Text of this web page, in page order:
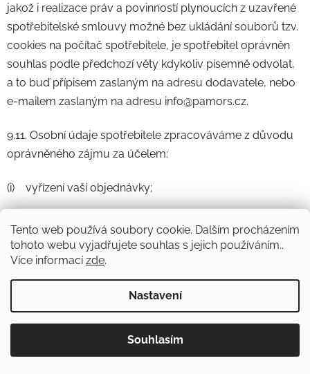
Tento web používá soubory cookie. Dalším procházením
tohoto webu vyjadřujete souhlas s jejich používáním..
Více informacízde.
Nastavení
Souhlasím
Novinka: Akční doprava s PPL od 45 Kč. Při
nákupu nad 1 500 Kč doprava ZDARMA.
jakož i realizace práv a povinností plynoucích z uzavřené
spotřebitelské smlouvy možné bez ukládání souborů tzv.
cookies na počítač spotřebitele, je spotřebitel oprávněn
souhlas podle předchozí věty kdykoliv písemně odvolat,
a to buď přípisem zaslaným na adresu dodavatele, nebo
e-mailem zaslaným na adresu info@pamors.cz.
9.11. Osobní údaje spotřebitele zpracováváme z důvodu
oprávněného zájmu za účelem:
(i) vyřízení vaší objednávky;
(ii) zaslání transakčních e-mailů, které slouží pro sdělení
informací o stavu objednávky od jejího provedení až po
její zaplacení/nezaplacení;
(iii) vaše telefonní číslo využijeme v případě potřeby
upřesnění zadaných údajů v rámci objednávky nebo